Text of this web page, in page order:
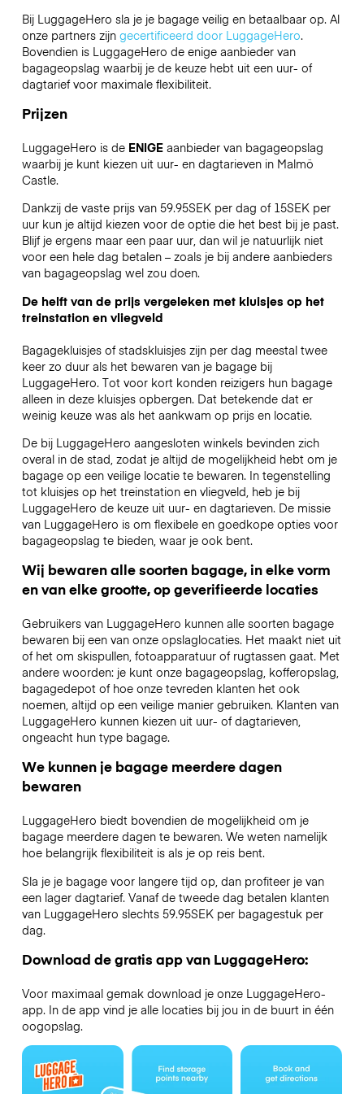
Bij LuggageHero sla je je bagage veilig en betaalbaar op. Al
onze partners zijn gecertificeerd door LuggageHero.
Bovendien is LuggageHero de enige aanbieder van
bagageopslag waarbij je de keuze hebt uit een uur- of
dagtarief voor maximale flexibiliteit.
Prijzen
LuggageHero is de ENIGEaanbieder van bagageopslag
waarbij je kunt kiezen uit uur- en dagtarieven in Malmö
Castle.
Dankzij de vaste prijs van 59.95SEK per dag of 15SEK per
uur kun je altijd kiezen voor de optie die het best bij je past.
Blijf je ergens maar een paar uur, dan wil je natuurlijk niet
voor een hele dag betalen – zoals je bij andere aanbieders
van bagageopslag wel zou doen.
De helft van de prijs vergeleken met kluisjes op het
treinstation en vliegveld
Bagagekluisjes of stadskluisjes zijn per dag meestal twee
keer zo duur als het bewaren van je bagage bij
LuggageHero. Tot voor kort konden reizigers hun bagage
alleen in deze kluisjes opbergen. Dat betekende dat er
weinig keuze was als het aankwam op prijs en locatie.
De bij LuggageHero aangesloten winkels bevinden zich
overal in de stad, zodat je altijd de mogelijkheid hebt om je
bagage op een veilige locatie te bewaren. In tegenstelling
tot kluisjes op het treinstation en vliegveld, heb je bij
LuggageHero de keuze uit uur- en dagtarieven. De missie
van LuggageHero is om flexibele en goedkope opties voor
bagageopslag te bieden, waar je ook bent.
Wij bewaren alle soorten bagage, in elke vorm
en van elke grootte, op geverifieerde locaties
Gebruikers van LuggageHero kunnen alle soorten bagage
bewaren bij een van onze opslaglocaties. Het maakt niet uit
of het om skispullen, fotoapparatuur of rugtassen gaat. Met
andere woorden: je kunt onze bagageopslag, kofferopslag,
bagagedepot of hoe onze tevreden klanten het ook
noemen, altijd op een veilige manier gebruiken. Klanten van
LuggageHero kunnen kiezen uit uur- of dagtarieven,
ongeacht hun type bagage.
We kunnen je bagage meerdere dagen
bewaren
LuggageHero biedt bovendien de mogelijkheid om je
bagage meerdere dagen te bewaren. We weten namelijk
hoe belangrijk flexibiliteit is als je op reis bent.
Sla je je bagage voor langere tijd op, dan profiteer je van
een lager dagtarief. Vanaf de tweede dag betalen klanten
van LuggageHero slechts 59.95SEK per bagagestuk per
dag.
Download de gratis app van LuggageHero:
Voor maximaal gemak download je onze LuggageHero-
app. In de app vind je alle locaties bij jou in de buurt in één
oogopslag.